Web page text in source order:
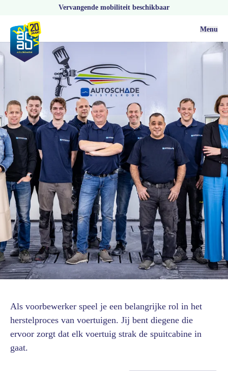
Vervangende mobiliteit beschikbaar
Menu
Als voorbewerker speel je een belangrijke rol in het
herstelproces van voertuigen. Jij bent diegene die
ervoor zorgt dat elk voertuig strak de spuitcabine in
gaat.